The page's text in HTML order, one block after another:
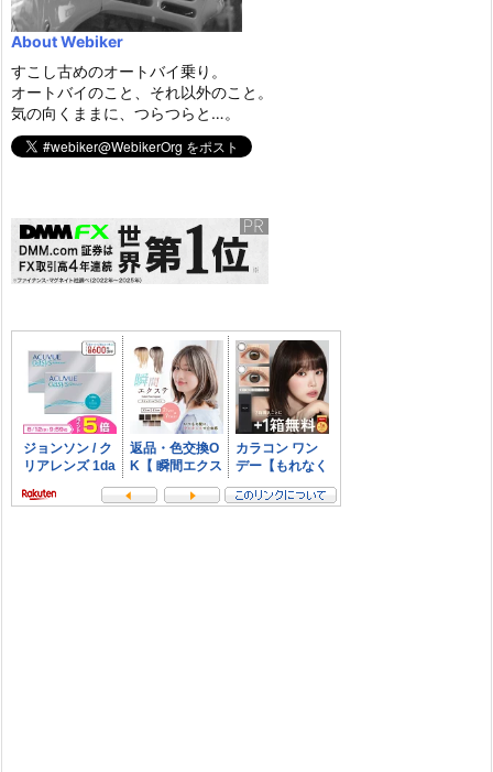
About Webiker
すこし古めのオートバイ乗り。
オートバイのこと、それ以外のこと。
気の向くままに、つらつらと…。